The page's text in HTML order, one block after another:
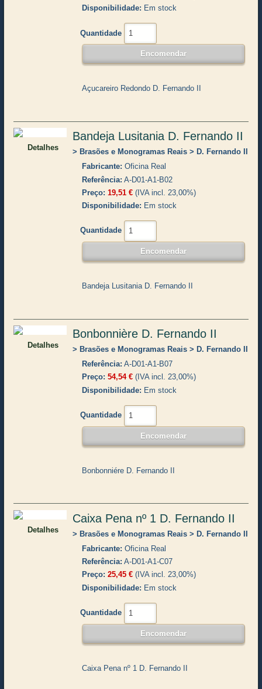
Disponibilidade
Em stock
Quantidade
Açucareiro Redondo D. Fernando II
Detalhes
Bandeja Lusitania D. Fernando II
Brasões e Monogramas Reais
D. Fernando II
Fabricante Oficina Real
Referência A-D01-A1-B02
Preço 19,51 €(IVA incl. 23,00%)
Disponibilidade
Em stock
Quantidade
Bandeja Lusitania D. Fernando II
Detalhes
Bonbonnière D. Fernando II
Brasões e Monogramas Reais
D. Fernando II
Referência A-D01-A1-B07
Preço 54,54 €(IVA incl. 23,00%)
Disponibilidade
Em stock
Quantidade
Bonbonniére D. Fernando II
Detalhes
Caixa Pena nº 1 D. Fernando II
Brasões e Monogramas Reais
D. Fernando II
Fabricante Oficina Real
Referência A-D01-A1-C07
Preço 25,45 €(IVA incl. 23,00%)
Disponibilidade
Em stock
Quantidade
Caixa Pena nº 1 D. Fernando II